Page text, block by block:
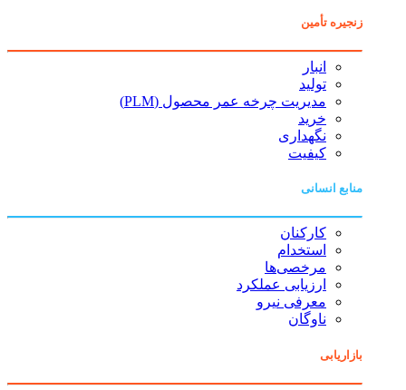
زنجیره تأمین
انبار
تولید
مدیریت چرخه عمر محصول (PLM)
خرید
نگهداری
کیفیت
منابع انسانی
کارکنان
استخدام
مرخصی‌ها
ارزیابی عملکرد
معرفی نیرو
ناوگان
بازاریابی